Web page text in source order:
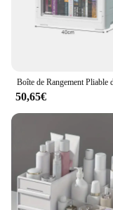
50,65€